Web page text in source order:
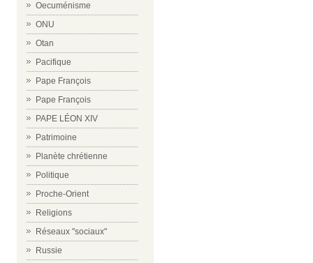
Oecuménisme
ONU
Otan
Pacifique
Pape François
Pape François
PAPE LÉON XIV
Patrimoine
Planète chrétienne
Politique
Proche-Orient
Religions
Réseaux "sociaux"
Russie